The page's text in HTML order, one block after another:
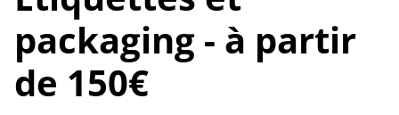
packaging - à partir
de 150€